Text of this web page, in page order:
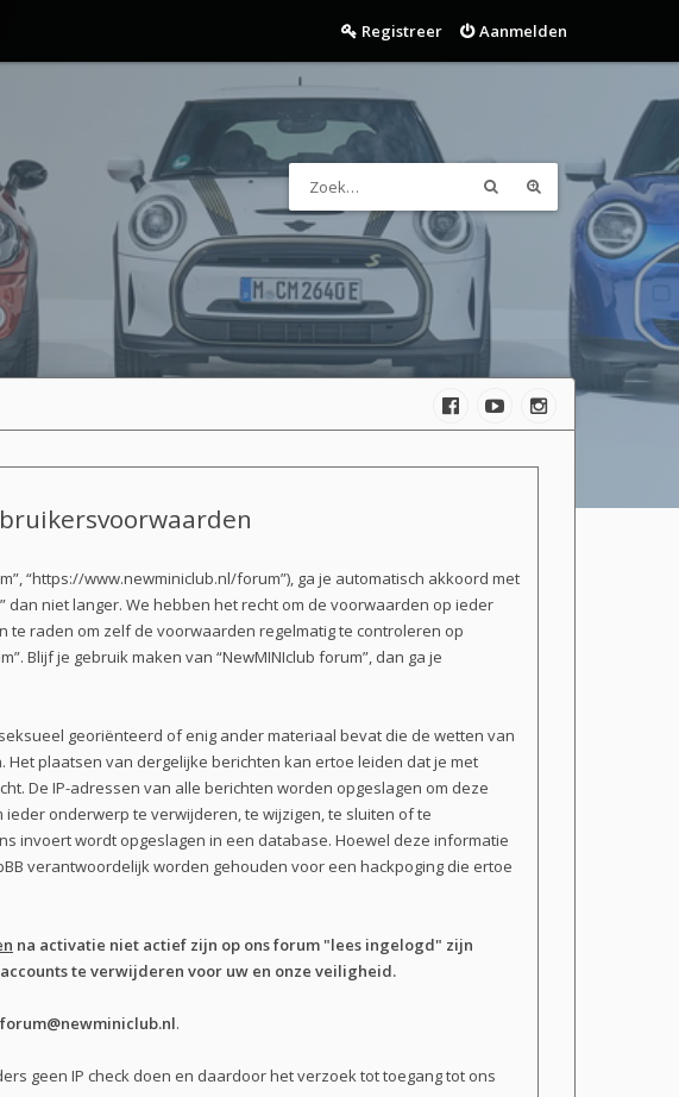
Aanmelden
Registreer
“https://www.newminiclub.nl/forum”), ga je automatisch akkoord met
niet langer. We hebben het recht om de voorwaarden op ieder
te raden om zelf de voorwaarden regelmatig te controleren op
Blijf je gebruik maken van “NewMINIclub forum”, dan ga je
georiënteerd of enig ander materiaal bevat die de wetten van
plaatsen van dergelijke berichten kan ertoe leiden dat je met
De IP-adressen van alle berichten worden opgeslagen om deze
onderwerp te verwijderen, te wijzigen, te sluiten of te
invoert wordt opgeslagen in een database. Hoewel deze informatie
verantwoordelijk worden gehouden voor een hackpoging die ertoe
na activatie niet actief zijn op ons forum "lees ingelogd" zijn
te verwijderen voor uw en onze veiligheid.
forum@newminiclub.nl.
geen IP check doen en daardoor het verzoek tot toegang tot ons